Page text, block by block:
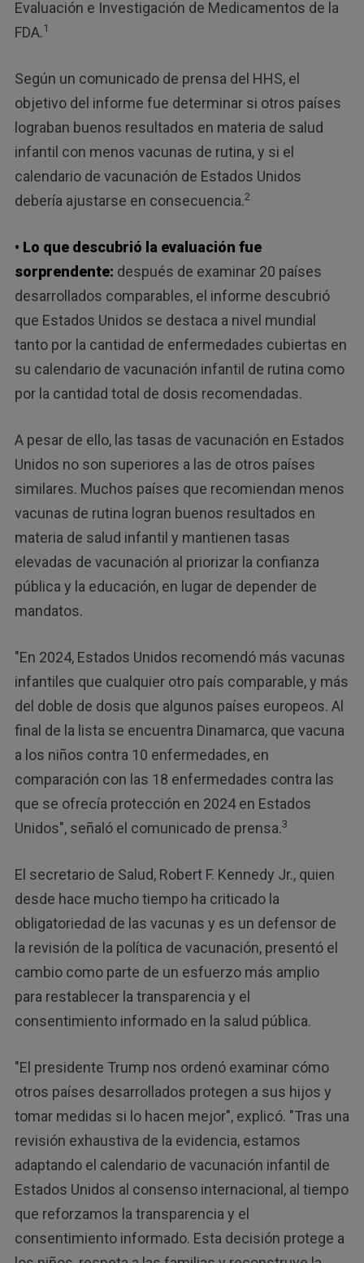
Evaluación e Investigación de Medicamentos de la
FDA.1
Según un comunicado de prensa del HHS, el
objetivo del informe fue determinar si otros países
lograban buenos resultados en materia de salud
infantil con menos vacunas de rutina, y si el
calendario de vacunación de Estados Unidos
debería ajustarse en consecuencia.2
• Lo que descubrió la evaluación fue
sorprendente: después de examinar 20 países
desarrollados comparables, el informe descubrió
que Estados Unidos se destaca a nivel mundial
tanto por la cantidad de enfermedades cubiertas en
su calendario de vacunación infantil de rutina como
por la cantidad total de dosis recomendadas.
A pesar de ello, las tasas de vacunación en Estados
Unidos no son superiores a las de otros países
similares. Muchos países que recomiendan menos
vacunas de rutina logran buenos resultados en
materia de salud infantil y mantienen tasas
elevadas de vacunación al priorizar la confianza
pública y la educación, en lugar de depender de
mandatos.
"En 2024, Estados Unidos recomendó más vacunas
infantiles que cualquier otro país comparable, y más
del doble de dosis que algunos países europeos. Al
final de la lista se encuentra Dinamarca, que vacuna
a los niños contra 10 enfermedades, en
comparación con las 18 enfermedades contra las
que se ofrecía protección en 2024 en Estados
Unidos", señaló el comunicado de prensa.3
El secretario de Salud, Robert F. Kennedy Jr., quien
desde hace mucho tiempo ha criticado la
obligatoriedad de las vacunas y es un defensor de
la revisión de la política de vacunación, presentó el
cambio como parte de un esfuerzo más amplio
para restablecer la transparencia y el
consentimiento informado en la salud pública.
"El presidente Trump nos ordenó examinar cómo
otros países desarrollados protegen a sus hijos y
tomar medidas si lo hacen mejor", explicó. "Tras una
revisión exhaustiva de la evidencia, estamos
adaptando el calendario de vacunación infantil de
Estados Unidos al consenso internacional, al tiempo
que reforzamos la transparencia y el
consentimiento informado. Esta decisión protege a